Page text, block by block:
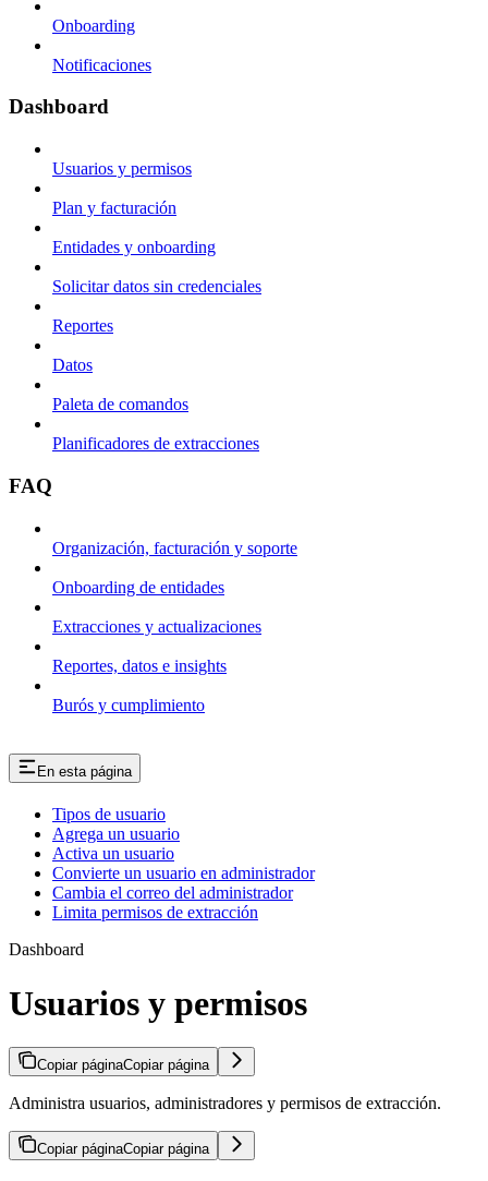
Onboarding
Notificaciones
Dashboard
Usuarios y permisos
Plan y facturación
Entidades y onboarding
Solicitar datos sin credenciales
Reportes
Datos
Paleta de comandos
Planificadores de extracciones
FAQ
Organización, facturación y soporte
Onboarding de entidades
Extracciones y actualizaciones
Reportes, datos e insights
Burós y cumplimiento
En esta página
Tipos de usuario
Agrega un usuario
Activa un usuario
Convierte un usuario en administrador
Cambia el correo del administrador
Limita permisos de extracción
Dashboard
Usuarios y permisos
Copiar páginaCopiar página
Administra usuarios, administradores y permisos de extracción.
Copiar páginaCopiar página